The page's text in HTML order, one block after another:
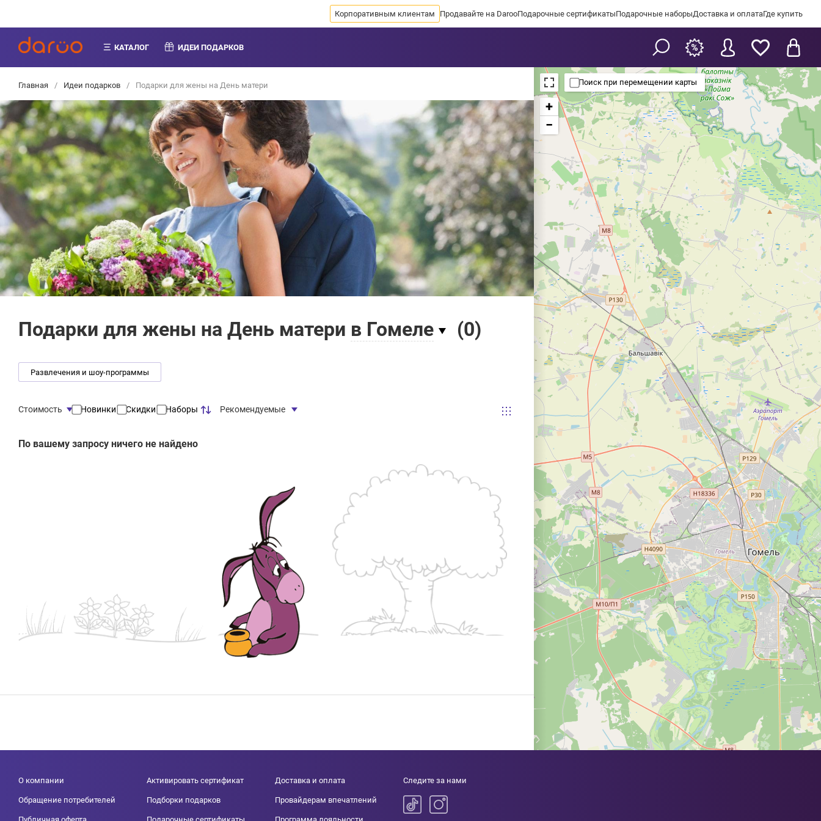
Корпоративным клиентам Продавайте на DarooПодарочные сертификатыПодарочные наборыДоставка и оплатаГде купить
КАТАЛОГ ИДЕИ ПОДАРКОВ
Главная / Идеи подарков / Подарки для жены на День матери
Подарки для жены на День матери в Гомеле (0)
Развлечения и шоу-программы
Стоимость Новинки Скидки Наборы Рекомендуемые
По вашему запросу ничего не найдено
+
−
Поиск при перемещении карты
О компании
Обращение потребителей
Активировать сертификат
Подборки подарков
Доставка и оплата
Провайдерам впечатлений
Следите за нами